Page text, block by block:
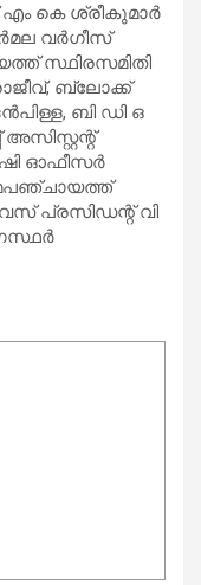
കെ ശ്രീകുമാര്‍
വര്‍ഗീസ്
സ്ഥിരസമിതി
ബ്ലോക്ക്
ബി ഡി ഒ
ഓഫീസര്‍
പ്രസിഡന്റ് വി